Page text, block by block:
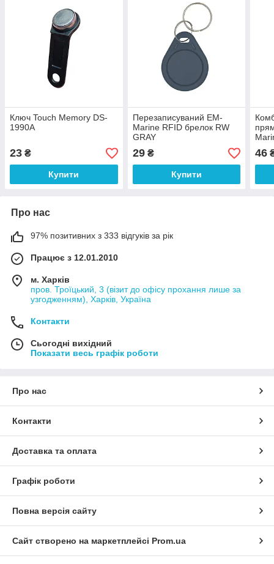
Ключ Touch Memory DS-
1990A
23 ₴
Купити
Перезаписуваний EM-
Marine RFID брелок RW
GRAY
29₴
Купити
46
Про нас
97% позитивних з 333 відгуків за рік
Працює з 12.01.2010
м. Харків
пров. Троїцький, 3 (візит до офісу прохання лише за
узгодженням), Харків, Україна
Контакти
Сьогодні вихідний
Показати весь графік роботи
Про нас
Контакти
Доставка та оплата
Графік роботи
Повна версія сайту
Сайт створено на маркетплейсі Prom.ua